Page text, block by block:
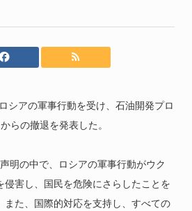
シアの軍事行動を受け、石油開発プロ
らの撤退を発表した。
明の中で、ロシアの軍事行動がウク
侵害し、国民を危険にさらしたことを
また、国際的対応を支持し、すべての